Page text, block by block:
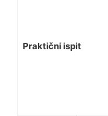
Praktični ispit